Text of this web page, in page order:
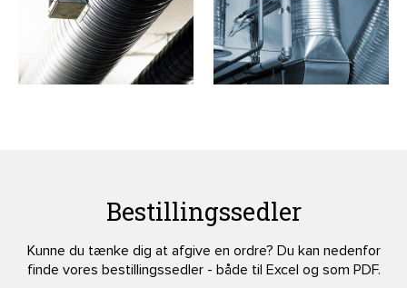
Bestillingssedler
Kunne du tænke dig at afgive en ordre? Du kan nedenfor
finde vores bestillingssedler - både til Excel og som PDF.